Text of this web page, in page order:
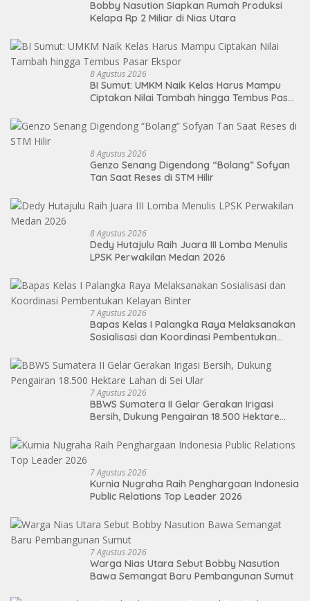
Bobby Nasution Siapkan Rumah Produksi
Kelapa Rp 2 Miliar di Nias Utara
8 Agustus 2026
BI Sumut: UMKM Naik Kelas Harus Mampu
Ciptakan Nilai Tambah hingga Tembus Pasar
8 Agustus 2026
Genzo Senang Digendong “Bolang” Sofyan
Tan Saat Reses di STM Hilir
8 Agustus 2026
Dedy Hutajulu Raih Juara III Lomba Menulis
LPSK Perwakilan Medan 2026
7 Agustus 2026
Bapas Kelas I Palangka Raya Melaksanakan
Sosialisasi dan Koordinasi Pembentukan
7 Agustus 2026
BBWS Sumatera II Gelar Gerakan Irigasi
Bersih, Dukung Pengairan 18.500 Hektare
7 Agustus 2026
Kurnia Nugraha Raih Penghargaan Indonesia
Public Relations Top Leader 2026
7 Agustus 2026
Warga Nias Utara Sebut Bobby Nasution
Bawa Semangat Baru Pembangunan Sumut